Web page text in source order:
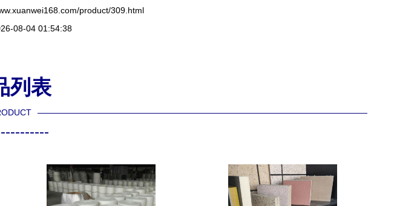
product/309.html
08-04 01:54:38
列表